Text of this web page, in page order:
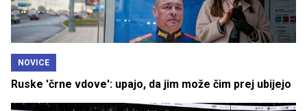
NOVICE
Ruske 'črne vdove': upajo, da jim može čim prej ubijejo